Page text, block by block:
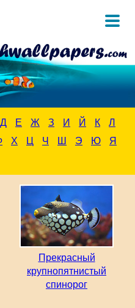
Д Е Ж З И Й К
Л
Х Ц Ч Ш Э Ю
Я
Прекрасный
крупнопятнистый
спинорог